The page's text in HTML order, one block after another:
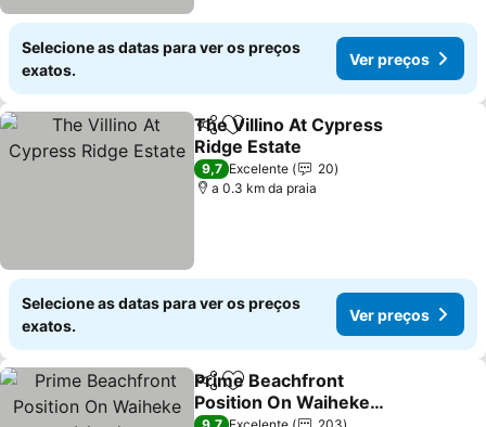
Selecione as datas para ver os preços
exatos.
Ver preços
PartilharAdicionar aos favoritos
The Villino At Cypress
Ridge Estate
Ver preços
9,7 Excelente
20
a 0.3 km da praia
Selecione as datas para ver os preços
exatos.
Ver preços
PartilharAdicionar aos favoritos
Prime Beachfront
Position On Waiheke